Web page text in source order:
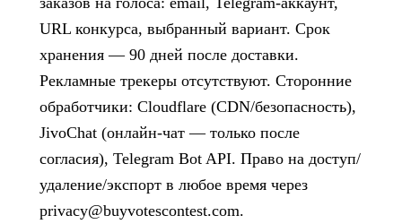
URL конкурса, выбранный вариант. Срок
хранения — 90 дней после доставки.
Рекламные трекеры отсутствуют. Сторонние
обработчики: Cloudflare (CDN/безопасность),
JivoChat (онлайн-чат — только после
согласия), Telegram Bot API. Право на доступ/
удаление/экспорт в любое время через
privacy@buyvotescontest.com.